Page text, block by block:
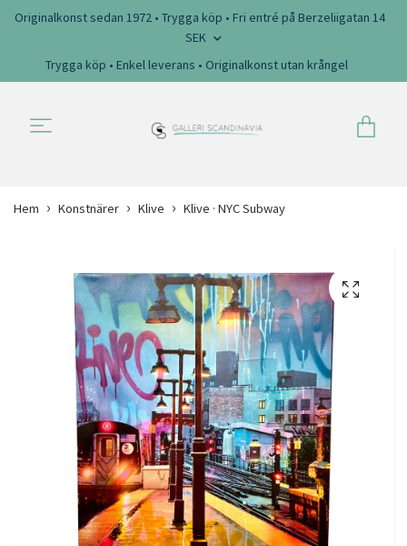
Originalkonst sedan 1972 • Trygga köp • Fri entré på Berzeliigatan 14
SEK
Trygga köp • Enkel leverans • Originalkonst utan krångel
Hem Konstnärer Klive Klive · NYC Subway